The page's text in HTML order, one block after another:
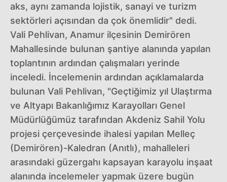
aks, aynı zamanda lojistik, sanayi ve turizm
sektörleri açısından da çok önemlidir" dedi.
Vali Pehlivan, Anamur ilçesinin Demirören
Mahallesinde bulunan şantiye alanında yapılan
toplantının ardından çalışmaları yerinde
inceledi. İncelemenin ardından açıklamalarda
bulunan Vali Pehlivan, "Geçtiğimiz yıl Ulaştırma
ve Altyapı Bakanlığımız Karayolları Genel
Müdürlüğümüz tarafından Akdeniz Sahil Yolu
projesi çerçevesinde ihalesi yapılan Melleç
(Demirören)-Kaledran (Anıtlı), mahalleleri
arasındaki güzergahı kapsayan karayolu inşaat
alanında incelemeler yapmak üzere bugün